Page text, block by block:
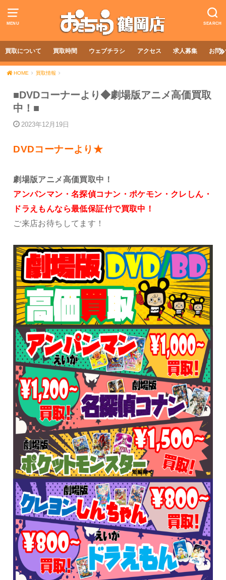
MENU SEARCH
買取について 買取時間 ウェブチラシ アクセス 求人募集 お問
HOME 買取情報
■DVDコーナーより◆劇場版アニメ高価買取
中！■
2023年12月19日
DVDコーナーより★
劇場版アニメ高価買取中！
アンパンマン・名探偵コナン・ポケモン・クレしん・
ドラえもんなら最低保証付で買取中！
ご来店お待ちしてます！